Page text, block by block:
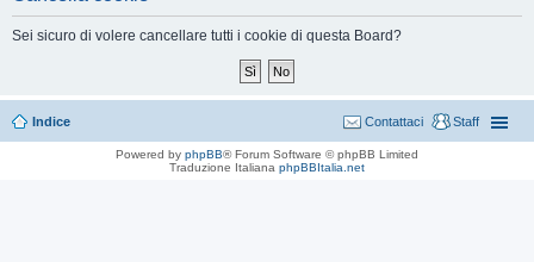
Sei sicuro di volere cancellare tutti i cookie di questa Board?
Indice Staff
Contattaci
Powered by phpBB® Forum Software © phpBB Limited
Traduzione Italiana phpBBItalia.net